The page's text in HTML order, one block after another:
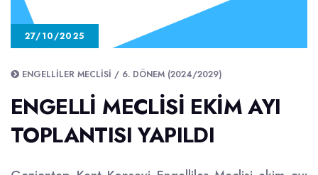
27/10/2025
ENGELLILER MECLISI / 6. DÖNEM (2024/2029)
ENGELLI MECLISI EKIM AYI
TOPLANTISI YAPILDI